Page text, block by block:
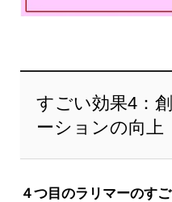
すごい効果4：
ーションの向上
４つ目のラリマーのす